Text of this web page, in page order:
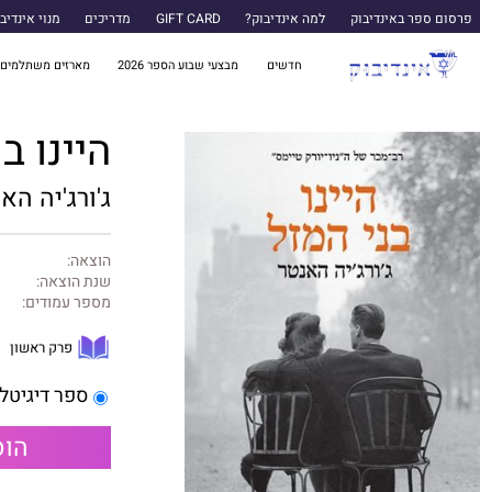
פרסום ספר באינדיבוק למה אינדיבוק? GIFT CARD מדריכים מנוי
חדשים מבצעי שבוע הספר 2026 מארזים משתלמים
היינו
ג'ורג'יה
הוצאה:
שנת הוצאה:
מספר עמודים:
פרק ראשון
ספר